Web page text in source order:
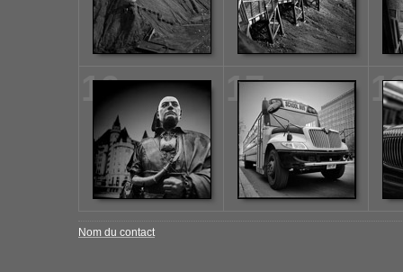
16 17
Nom du contact